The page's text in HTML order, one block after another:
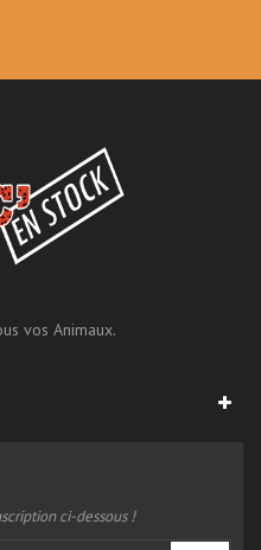
vos Animaux.
ci-dessous !